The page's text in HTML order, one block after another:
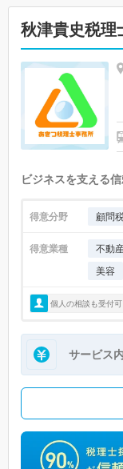
秋津貴史税理
ビジネスを支える
得意分野 顧問
得意業種 不動
美容
個人の相談も受付可
サービス